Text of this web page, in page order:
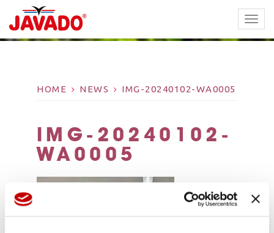
HOME NEWS IMG-20240102-WA0005
IMG-20240102-
WA0005